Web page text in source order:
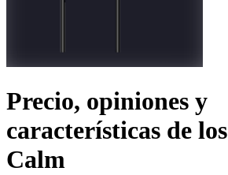
Precio, opiniones y
características de los
Calm